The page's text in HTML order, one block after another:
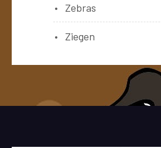
Zebras
Ziegen